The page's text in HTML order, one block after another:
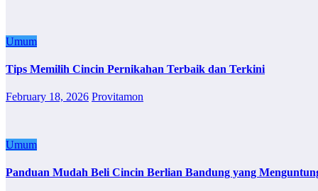
Umum
Tips Memilih Cincin Pernikahan Terbaik dan Terkini
February 18, 2026 Provitamon
Umum
Panduan Mudah Beli Cincin Berlian Bandung yang